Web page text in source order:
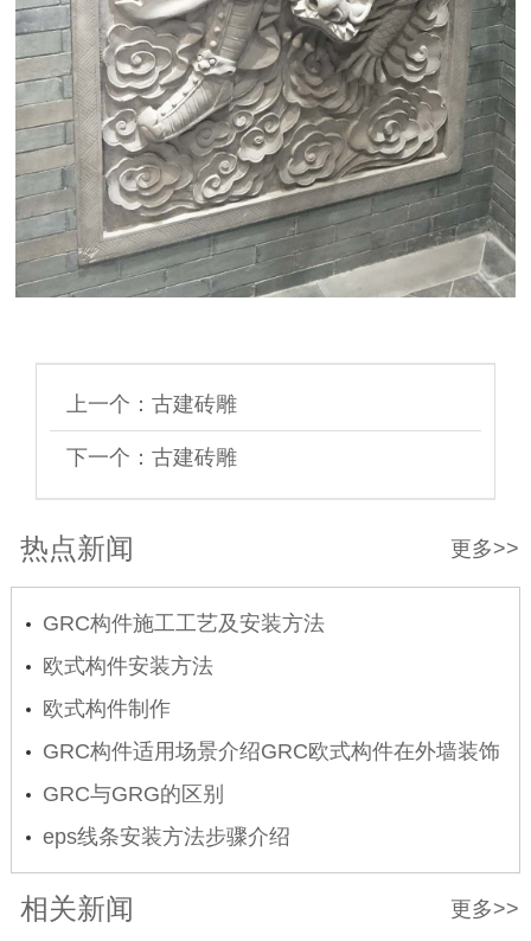
上一个： 古建砖雕
下一个： 古建砖雕
更多>>
热点新闻
GRC构件施工工艺及安装方法
欧式构件安装方法
欧式构件制作
GRC构件适用场景介绍GRC欧式构件在外墙装饰
的应用
GRC与GRG的区别
eps线条安装方法步骤介绍
更多>>
相关新闻